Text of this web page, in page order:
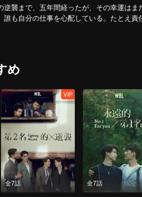
逆襲まで、五年間経ったが、その幸運は
誰も自分の仕事を心配している。たとえ
合に派遣されている担当者は人を殺して
で、気楽ようなコウ・シトクに睨んでい
きて、负けず嫌いな彼は気がないなら
め
全7話
VIP
全7話